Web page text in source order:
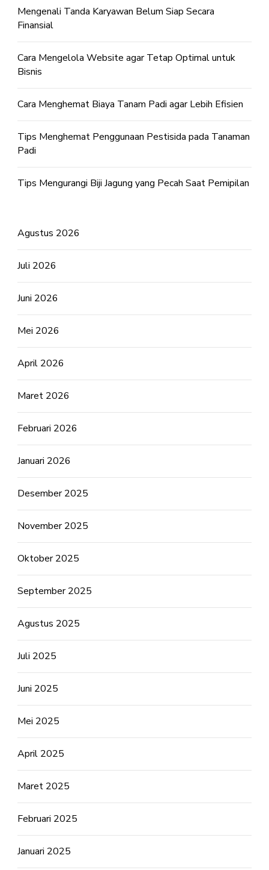
Mengenali Tanda Karyawan Belum Siap Secara
Finansial
Cara Mengelola Website agar Tetap Optimal untuk
Bisnis
Cara Menghemat Biaya Tanam Padi agar Lebih Efisien
Tips Menghemat Penggunaan Pestisida pada Tanaman
Padi
Tips Mengurangi Biji Jagung yang Pecah Saat Pemipilan
Agustus 2026
Juli 2026
Juni 2026
Mei 2026
April 2026
Maret 2026
Februari 2026
Januari 2026
Desember 2025
November 2025
Oktober 2025
September 2025
Agustus 2025
Juli 2025
Juni 2025
Mei 2025
April 2025
Maret 2025
Februari 2025
Januari 2025